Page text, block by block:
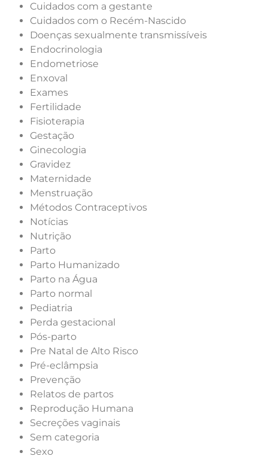
Cuidados com a gestante
Cuidados com o Recém-Nascido
Doenças sexualmente transmissíveis
Endocrinologia
Endometriose
Enxoval
Exames
Fertilidade
Fisioterapia
Gestação
Ginecologia
Gravidez
Maternidade
Menstruação
Métodos Contraceptivos
Notícias
Nutrição
Parto
Parto Humanizado
Parto na Água
Parto normal
Pediatria
Perda gestacional
Pós-parto
Pre Natal de Alto Risco
Pré-eclâmpsia
Prevenção
Relatos de partos
Reprodução Humana
Secreções vaginais
Sem categoria
Sexo